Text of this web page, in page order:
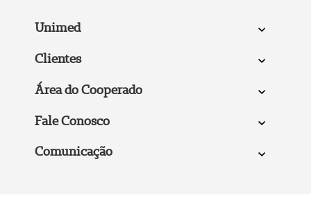
Unimed
Clientes
Área do Cooperado
Fale Conosco
Comunicação